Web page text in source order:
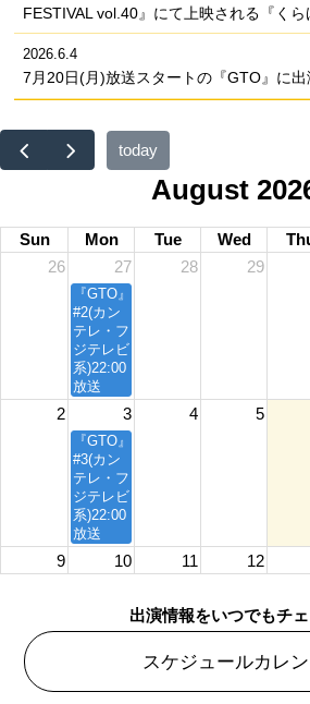
FESTIVAL vol.40』にて上映される『くら
2026.6.4
7月20日(月)放送スタートの『GTO』に出
today
August
Sun Mon Tue Wed
26
27 28 29
『GTO』
#2(カン
テレ・フ
ジテレビ
系)22:00
放送
2 3 4 5
『GTO』
#3(カン
テレ・フ
ジテレビ
系)22:00
放送
9 10 11 12
出演情報をいつでもチェ
スケジュールカレ